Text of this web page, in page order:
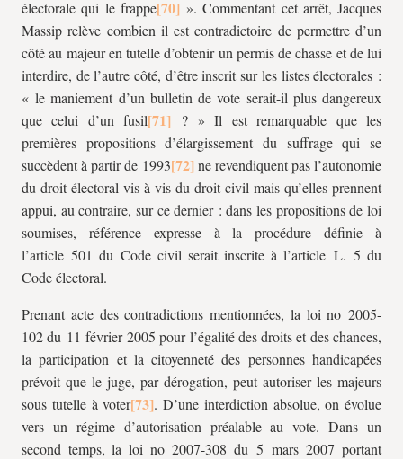
électorale qui le frappe
». Commentant cet arrêt, Jacques
Massip relève combien il est contradictoire de permettre d’un
côté au majeur en tutelle d’obtenir un permis de chasse et de lui
interdire, de l’autre côté, d’être inscrit sur les listes électorales :
« le maniement d’un bulletin de vote serait-il plus dangereux
que celui d’un fusil
? » Il est remarquable que les
premières propositions d’élargissement du suffrage qui se
succèdent à partir de 1993
ne revendiquent pas l’autonomie
du droit électoral vis-à-vis du droit civil mais qu’elles prennent
appui, au contraire, sur ce dernier : dans les propositions de loi
soumises, référence expresse à la procédure définie à
l’article 501 du Code civil serait inscrite à l’article L. 5 du
Code électoral.
Prenant acte des contradictions mentionnées, la loi no 2005-
102 du 11 février 2005 pour l’égalité des droits et des chances,
la participation et la citoyenneté des personnes handicapées
prévoit que le juge, par dérogation, peut autoriser les majeurs
sous tutelle à voter
. D’une interdiction absolue, on évolue
vers un régime d’autorisation préalable au vote. Dans un
second temps, la loi no 2007-308 du 5 mars 2007 portant